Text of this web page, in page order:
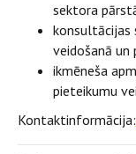
sektora
konsultācijas
veidošanā un
ikmēneša
pieteikumu
Kontaktinformācija: